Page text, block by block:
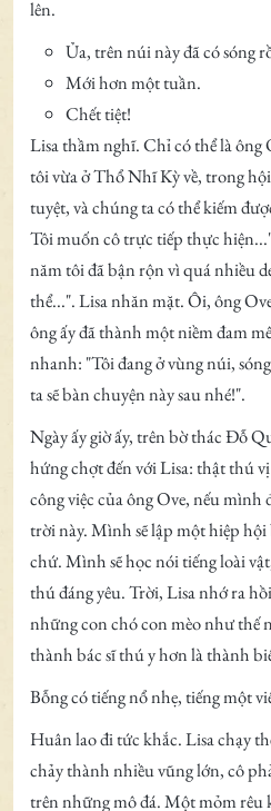
lên.
Ủa, trên núi này đã có sóng
Mới hơn một tuần.
Chết tiệt!
Lisa thầm nghĩ. Chỉ có thể là ông
tôi vừa ở Thổ Nhĩ Kỳ về, trong
tuyệt, và chúng ta có thể kiếm
Tôi muốn cô trực tiếp thực
năm tôi đã bận rộn vì quá nhiều
thể...". Lisa nhăn mặt. Ôi, ông
ông ấy đã thành một niềm đam
nhanh: "Tôi đang ở vùng núi,
ta sẽ bàn chuyện này sau nhé!".
Ngày ấy giờ ấy, trên bờ thác Đỗ
hứng chợt đến với Lisa: thật thú
công việc của ông Ove, nếu
trời này. Mình sẽ lập một hiệp
chứ. Mình sẽ học nói tiếng loài
thú đáng yêu. Trời, Lisa nhớ ra
những con chó con mèo như thế
thành bác sĩ thú y hơn là thành
Bỗng có tiếng nổ nhẹ, tiếng một
Huân lao đi tức khắc. Lisa chạy
chảy thành nhiều vũng lớn, cô
trên những mô đá. Một mỏm rêu